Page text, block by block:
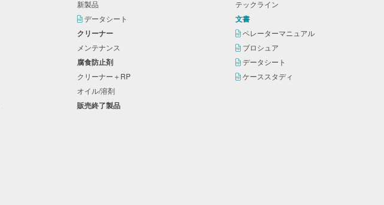
新製品
データシート
クリーナー
メンテナンス
腐食防止剤
クリーナー＋RP
オイル/溶剤
販売終了製品
テックライン
文書
ペレーターマニュアル
ブロシュア
データシート
ケーススタディ